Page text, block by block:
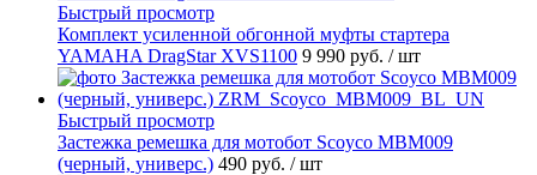
Быстрый просмотр
Комплект усиленной обгонной муфты стартера
YAMAHA DragStar XVS1100 9 990 руб. / шт
Быстрый просмотр
Застежка ремешка для мотобот Scoyco MBM009
(черный, универс.) 490 руб. / шт